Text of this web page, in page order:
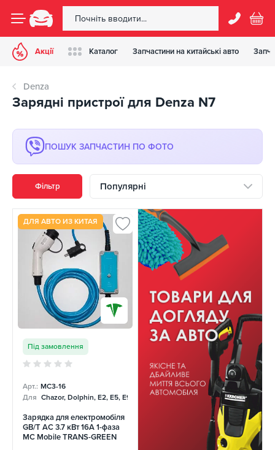
Акції Каталог Запчастини на китайські авто
Denza
Зарядні пристрої для Denza N7
ПОШУК ЗАПЧАСТИН ПО ФОТО
Фільтр Популярні
ДЛЯ АВТО ИЗ КИТАЯ
Під замовлення
Арт.: MC3-16
Для Chazor, Dolphin, E2, E5, E9, Mercedes
Зарядка для електромобіля
GB/T AC 3.7 кВт 16А 1-фаза
MC Mobile TRANS-GREEN